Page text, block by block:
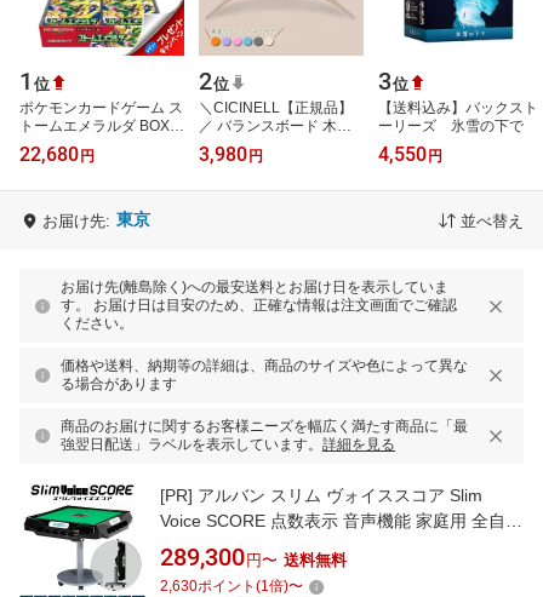
1 位
ポケモンカードゲーム ス
トームエメラルダ BOX
MEGA 拡張パック 新品
未開封 シュリンク付き
22,680 円
2位
＼CICINELL【正規品】
／ バランスボード 木製
子供 大人 体幹 トレーニ
ング アスレチック 軽量
3,980 円
3位
【送料込み】バックスト
ーリーズ 氷雪の下で
4,550 円
お届け先: 東京 並べ替え
お届け先(離島除く)への最安送料とお届け日を表示していま
す。 お届け日は目安のため、正確な情報は注文画面でご確認
ください。
価格や送料、納期等の詳細は、商品のサイズや色によって異な
る場合があります
商品のお届けに関するお客様ニーズを幅広く満たす商品に「最
強翌日配送」ラベルを表示しています。 詳細を見る
[PR] アルバン スリム ヴォイススコア Slim
Voice SCORE 点数表示 音声機能 家庭用 全自動
麻雀卓 28mm 33mm ホワイト ブラック 折りた
たみ テーブル脚 座卓脚
289,300 円〜 送料無料
2,630ポイント (1倍)〜